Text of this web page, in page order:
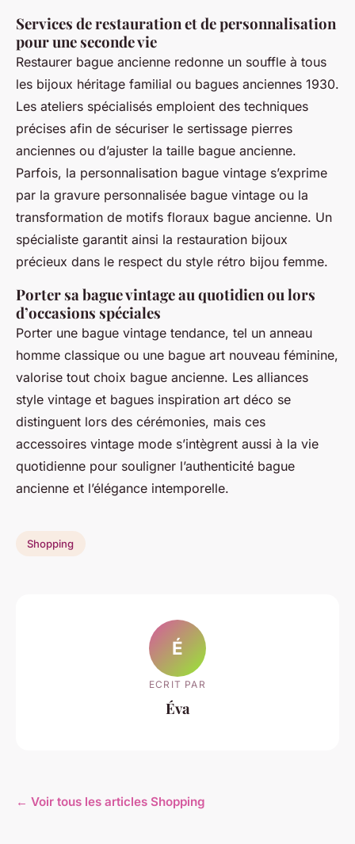
Services de restauration et de personnalisation
pour une seconde vie
Restaurer bague ancienne redonne un souffle à tous
les bijoux héritage familial ou bagues anciennes 1930.
Les ateliers spécialisés emploient des techniques
précises afin de sécuriser le sertissage pierres
anciennes ou d’ajuster la taille bague ancienne.
Parfois, la personnalisation bague vintage s’exprime
par la gravure personnalisée bague vintage ou la
transformation de motifs floraux bague ancienne. Un
spécialiste garantit ainsi la restauration bijoux
précieux dans le respect du style rétro bijou femme.
Porter sa bague vintage au quotidien ou lors
d’occasions spéciales
Porter une bague vintage tendance, tel un anneau
homme classique ou une bague art nouveau féminine,
valorise tout choix bague ancienne. Les alliances
style vintage et bagues inspiration art déco se
distinguent lors des cérémonies, mais ces
accessoires vintage mode s’intègrent aussi à la vie
quotidienne pour souligner l’authenticité bague
ancienne et l’élégance intemporelle.
Shopping
É
ECRIT PAR
Éva
← Voir tous les articles Shopping